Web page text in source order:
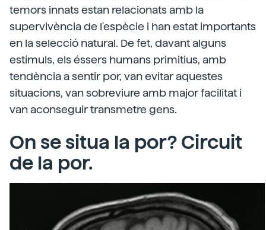
temors innats estan relacionats amb la
supervivència de l'espècie i han estat importants
en la selecció natural. De fet, davant alguns
estímuls, els éssers humans primitius, amb
tendència a sentir por, van evitar aquestes
situacions, van sobreviure amb major facilitat i
van aconseguir transmetre gens.
On se situa la por? Circuit
de la por.